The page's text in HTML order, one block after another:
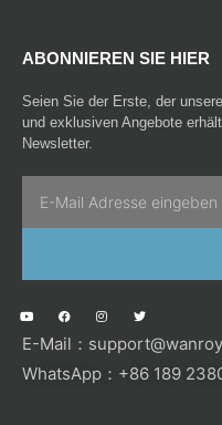
ABONNIEREN SIE HIER
Seien Sie der Erste, der
und exklusiven Angebote
Newsletter.
o
t
b
e
a
e
o
o
n
t
r
w
t
e
r
E-Mail：
WhatsApp：+86 189